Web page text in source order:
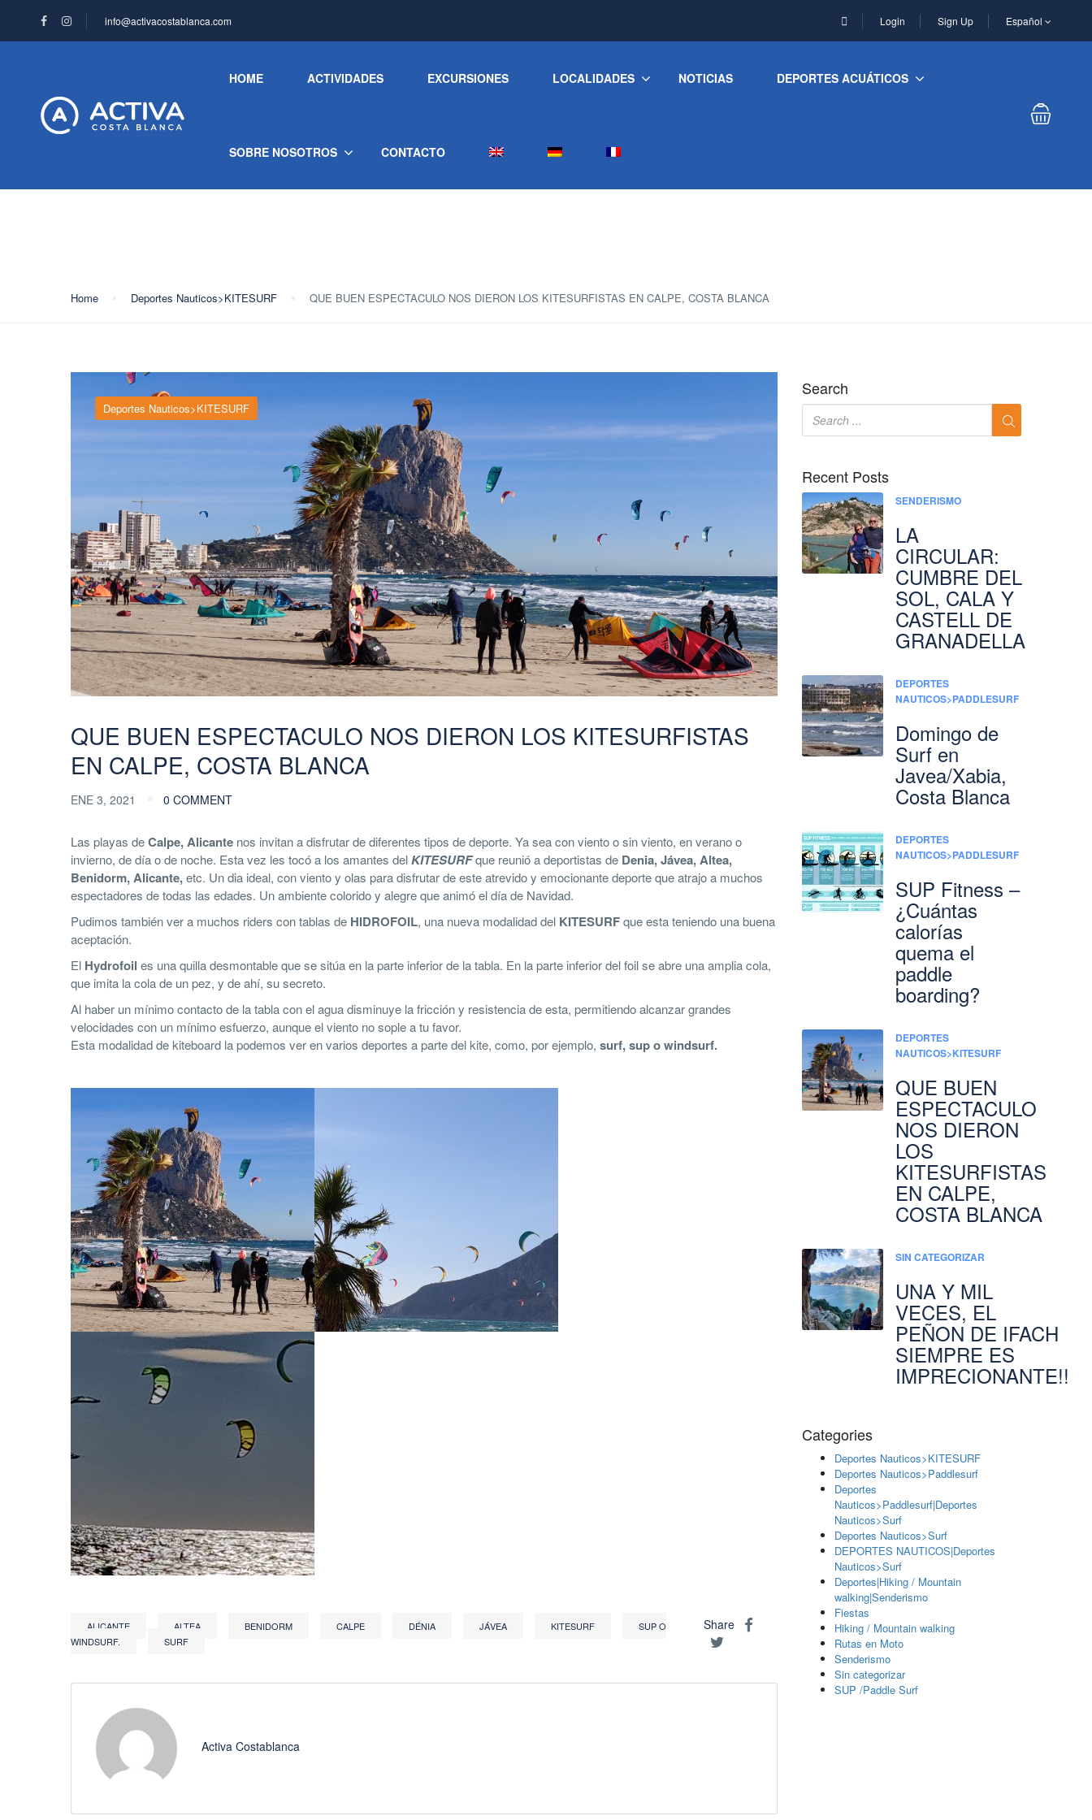
info@activacostablanca.com Login Sign Up Español
HOME ACTIVIDADES EXCURSIONES LOCALIDADES NOTICIAS DEPORTES ACUÁTICOS
SOBRE NOSOTROS CONTACTO
Home Deportes Nauticos>KITESURF QUE BUEN ESPECTACULO NOS DIERON LOS KITESURFISTAS EN CALPE, COSTA BLANCA
Deportes Nauticos>KITESURF
QUE BUEN ESPECTACULO NOS DIERON LOS KITESURFISTAS
EN CALPE, COSTA BLANCA
ENE 3, 2021 0 COMMENT
Las playas deCalpe, Alicante nos invitan a disfrutar de diferentes tipos de deporte. Ya sea con viento o sin viento, en verano o
invierno, de día o de noche. Esta vez les tocó a los amantes delKITESURFque reunió a deportistas de Denia, Jávea, Altea,
Benidorm, Alicante,etc. Un dia ideal, con viento y olas para disfrutar de este atrevido y emocionante deporte que atrajo a muchos
espectadores de todas las edades. Un ambiente colorido y alegre que animó el día de Navidad.
Pudimos también ver a muchos riders con tablas de HIDROFOIL, una nueva modalidad del KITESURFque esta teniendo una buena
aceptación.
El Hydrofoil es una quilla desmontable que se sitúa en la parte inferior de la tabla. En la parte inferior del foil se abre una amplia cola,
que imita la cola de un pez, y de ahí, su secreto.
Al haber un mínimo contacto de la tabla con el agua disminuye la fricción y resistencia de esta, permitiendo alcanzar grandes
velocidades con un mínimo esfuerzo, aunque el viento no sople a tu favor.
Esta modalidad de kiteboard la podemos ver en varios deportes a parte del kite, como, por ejemplo, surf, sup o windsurf.
ALICANTE ALTEA BENIDORM CALPE DÉNIA JÁVEA KITESURF
SUP O
WINDSURF.
SURF
Share
Activa Costablanca
Search
Recent Posts
SENDERISMO
LA
CIRCULAR:
CUMBRE DEL
SOL, CALA Y
CASTELL DE
GRANADELLA
DEPORTES
NAUTICOS>PADDLESURF
Domingo de
Surf en
Javea/Xabia,
Costa Blanca
DEPORTES
NAUTICOS>PADDLESURF
SUP Fitness –
¿Cuántas
calorías
quema el
paddle
boarding?
DEPORTES
NAUTICOS>KITESURF
QUE BUEN
ESPECTACULO
NOS DIERON
LOS
KITESURFISTAS
EN CALPE,
COSTA BLANCA
SIN CATEGORIZAR
UNA Y MIL
VECES, EL
PEÑON DE IFACH
SIEMPRE ES
IMPRECIONANTE!!
Categories
Deportes Nauticos>KITESURF
Deportes Nauticos>Paddlesurf
Deportes
Nauticos>Paddlesurf|Deportes
Nauticos>Surf
Deportes Nauticos>Surf
DEPORTES NAUTICOS|Deportes
Nauticos>Surf
Deportes|Hiking / Mountain
walking|Senderismo
Fiestas
Hiking / Mountain walking
Rutas en Moto
Senderismo
Sin categorizar
SUP /Paddle Surf